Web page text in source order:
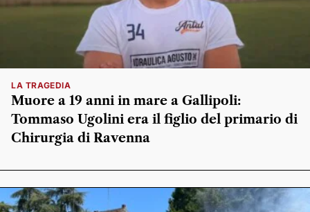
LA TRAGEDIA
Muore a 19 anni in mare a Gallipoli:
Tommaso Ugolini era il figlio del primario di
Chirurgia di Ravenna